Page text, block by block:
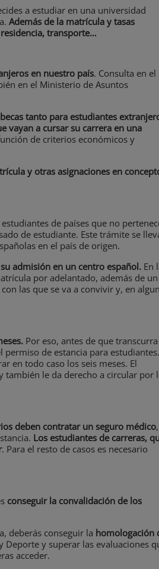
a estudiar en una universidad
Además de la matrícula y tasas
transporte…
en nuestro país. Consulta en el
en el Ministerio de Asuntos
becas tanto para estudiantes
vayan a cursar su carrera en una
de criterios económicos y
y otras asignaciones en
de países que no
de estudiante. Este trámite se
en el país de origen.
admisión en un centro español. En
por adelantado, además de un
las que se va a convivir y, en
Por eso, antes de que transcurra
de estancia para estudiantes.
en todo caso los seis meses. El
también le da derecho a circular por
deben contratar un seguro médico,
Los estudiantes de carreras,
. Para el resto de casos es necesario
conseguir la convalidación de los
deberás conseguir la homologación
Deporte y superar las evaluaciones
acceder.